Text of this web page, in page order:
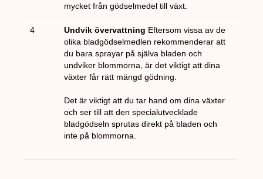
mycket från gödselmedel till växt.
4 Undvik övervattning Eftersom vissa av de
olika bladgödselmedlen rekommenderar att
du bara sprayar på själva bladen och
undviker blommorna, är det viktigt att dina
växter får rätt mängd gödning.
Det är viktigt att du tar hand om dina växter
och ser till att den specialutvecklade
bladgödseln sprutas direkt på bladen och
inte på blommorna.